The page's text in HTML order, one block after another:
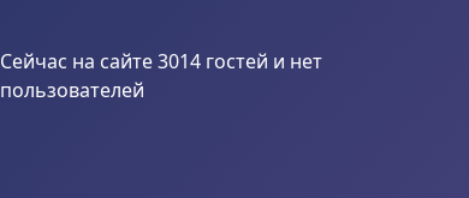
Сейчас на сайте 3014 гостей и нет
пользователей